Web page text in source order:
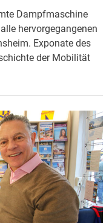
Dampfmaschine
hervorgegangenen
Exponate des
der Mobilität